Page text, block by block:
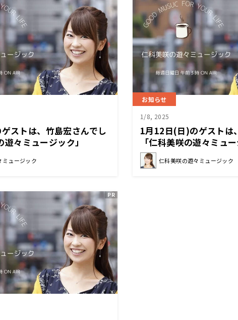
ストは、竹島宏さんでし
々ミュージック」
ミュージック
お知らせ
1/8, 2025
1月12日(日)のゲスト
「仁科美咲の遊々ミュ
仁科美咲の遊々ミュージック